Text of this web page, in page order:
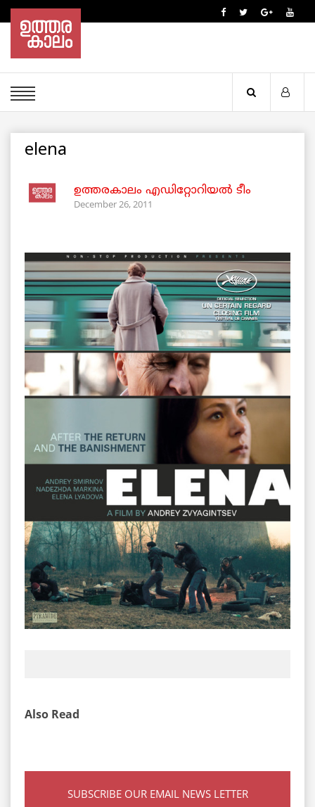
elena
ഉത്തരകാലം എഡിറ്റോറിയല്‍ ടീം
December 26, 2011
Also Read
SUBSCRIBE OUR EMAIL NEWS LETTER